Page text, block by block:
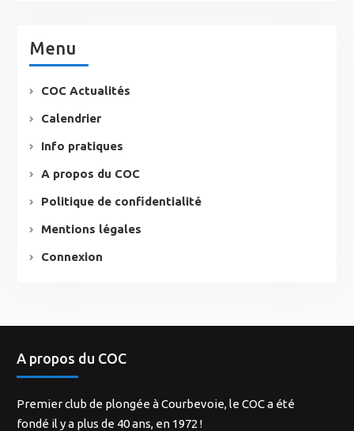
Menu
COC Actualités
Calendrier
Info pratiques
A propos du COC
Politique de confidentialité
Mentions légales
Connexion
A propos du COC
Premier club de plongée à Courbevoie, le COC a été
fondé il y a plus de 40 ans, en 1972 !